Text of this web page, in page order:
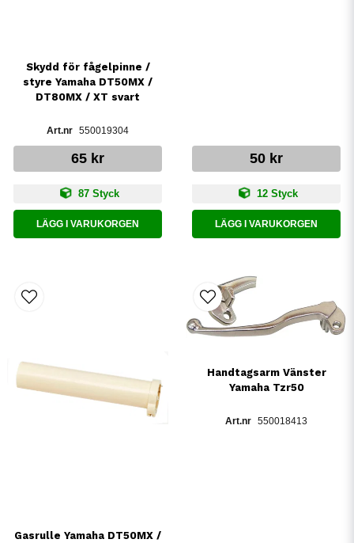
Skydd för fågelpinne /
styre Yamaha DT50MX /
DT80MX / XT svart
550019304
65 kr
87 Styck
LÄGG I VARUKORGEN
50 kr
12 Styck
LÄGG I VARUKORGEN
Gasrulle Yamaha DT50MX /
Handtagsarm Vänster
Yamaha Tzr50
550018413